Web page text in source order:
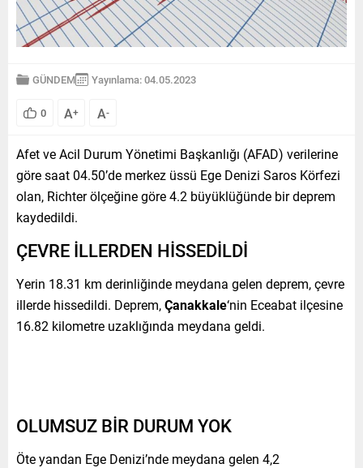
GÜNDEM Yayınlama: 04.05.2023
0 A+ A-
Afet ve Acil Durum Yönetimi Başkanlığı (AFAD) verilerine
göre saat 04.50’de merkez üssü Ege Denizi Saros Körfezi
olan, Richter ölçeğine göre 4.2 büyüklüğünde bir deprem
kaydedildi.
ÇEVRE İLLERDEN HİSSEDİLDİ
Yerin 18.31 km derinliğinde meydana gelen deprem, çevre
illerde hissedildi. Deprem,Çanakkale‘nin Eceabat ilçesine
16.82 kilometre uzaklığında meydana geldi.
OLUMSUZ BİR DURUM YOK
Öte yandan Ege Denizi’nde meydana gelen 4,2